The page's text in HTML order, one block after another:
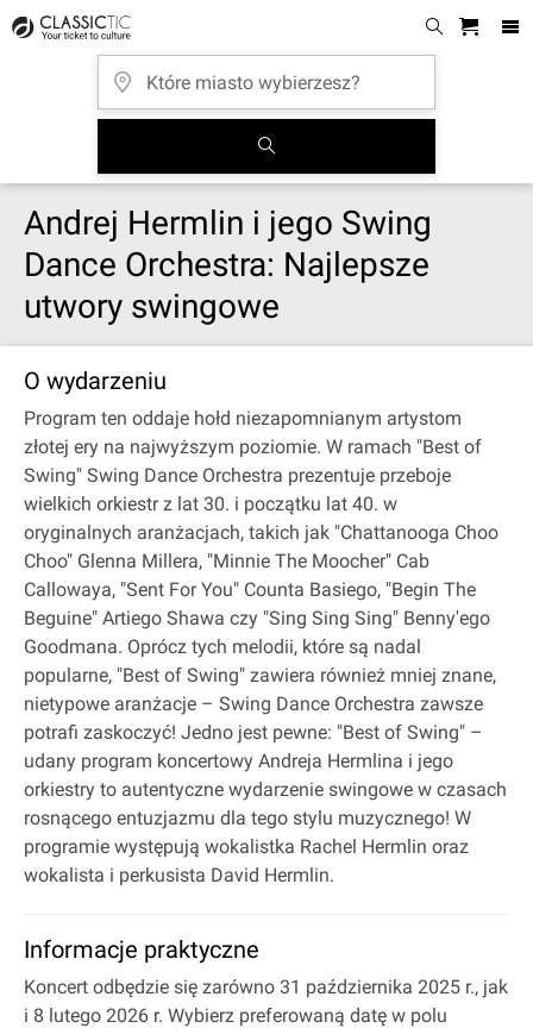
Andrej Hermlin i jego Swing
Dance Orchestra: Najlepsze
utwory swingowe
O wydarzeniu
Program ten oddaje hołd niezapomnianym artystom
złotej ery na najwyższym poziomie. W ramach "Best of
Swing" Swing Dance Orchestra prezentuje przeboje
wielkich orkiestr z lat 30. i początku lat 40. w
oryginalnych aranżacjach, takich jak "Chattanooga Choo
Choo" Glenna Millera, "Minnie The Moocher" Cab
Callowaya, "Sent For You" Counta Basiego, "Begin The
Beguine" Artiego Shawa czy "Sing Sing Sing" Benny'ego
Goodmana. Oprócz tych melodii, które są nadal
popularne, "Best of Swing" zawiera również mniej znane,
nietypowe aranżacje – Swing Dance Orchestra zawsze
potrafi zaskoczyć! Jedno jest pewne: "Best of Swing" –
udany program koncertowy Andreja Hermlina i jego
orkiestry to autentyczne wydarzenie swingowe w czasach
rosnącego entuzjazmu dla tego stylu muzycznego! W
programie występują wokalistka Rachel Hermlin oraz
wokalista i perkusista David Hermlin.
Informacje praktyczne
Koncert odbędzie się zarówno 31 października 2025 r., jak
i 8 lutego 2026 r. Wybierz preferowaną datę w polu